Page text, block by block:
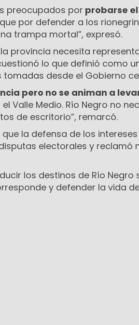
preocupados por probarse
que por defender a los
trampa mortal”, expresó.
provincia necesita
lo que definió como
desde el Gobierno
pero no se animan a
Valle Medio. Río Negro no
de escritorio”, remarcó.
que la defensa de los
electorales y reclamó
los destinos de Río Negro
y defender la vida